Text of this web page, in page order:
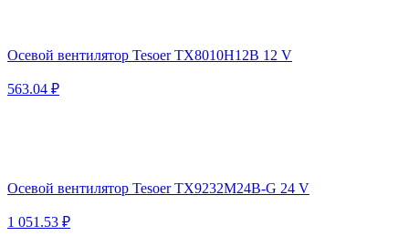
Осевой вентилятор Tesoer TX8010H12B 12 V
563.04 ₽
Осевой вентилятор Tesoer TX9232M24B-G 24 V
1 051.53 ₽